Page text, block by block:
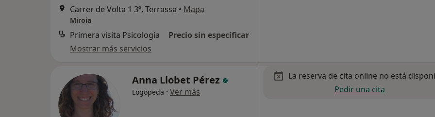
Carrer de Volta 1 3º, Terrassa • Mapa
Miroia
Primera visita Psicología
Precio sin especificar
Mostrar más servicios
Anna Llobet Pérez
Logopeda · Ver más
La reserva de cita online no está
Pedir una cita